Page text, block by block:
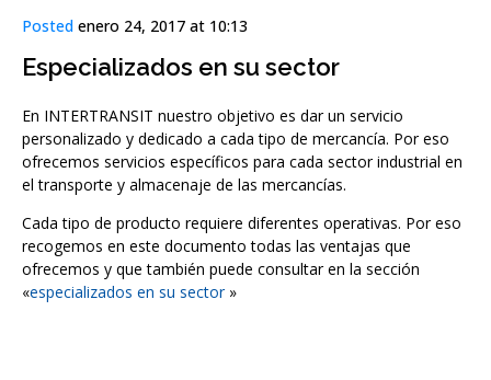
Posted enero 24, 2017 at 10:13
Especializados en su sector
En INTERTRANSIT nuestro objetivo es dar un servicio
personalizado y dedicado a cada tipo de mercancía. Por eso
ofrecemos servicios específicos para cada sector industrial en
el transporte y almacenaje de las mercancías.
Cada tipo de producto requiere diferentes operativas. Por eso
recogemos en este documento todas las ventajas que
ofrecemos y que también puede consultar en la sección
«especializados en su sector»